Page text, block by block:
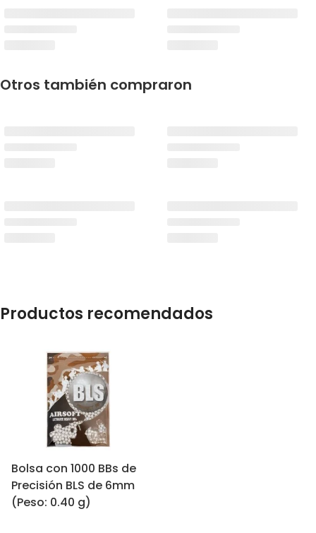
Otros también compraron
Productos recomendados
Bolsa con 1000 BBs de
Precisión BLS de 6mm
(Peso: 0.40 g)